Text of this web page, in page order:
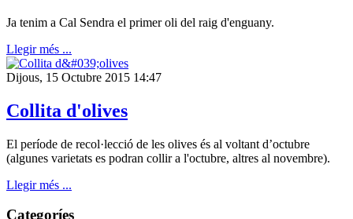
Ja tenim a Cal Sendra el primer oli del raig d'enguany.
Llegir més ...
Dijous, 15 Octubre 2015 14:47
Collita d'olives
El període de recol·lecció de les olives és al voltant d’octubre
(algunes varietats es podran collir a l'octubre, altres al novembre).
Llegir més ...
Categoríes